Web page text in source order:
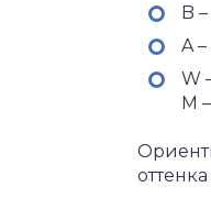
B
A
W
M